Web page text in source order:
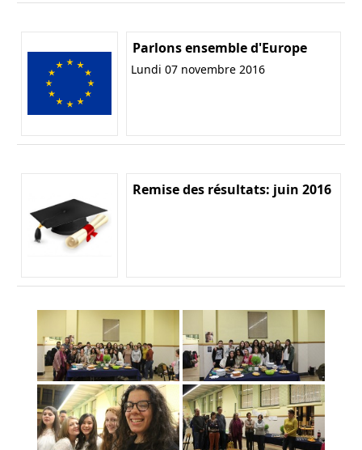
Parlons ensemble d'Europe
Lundi 07 novembre 2016
Remise des résultats: juin 2016